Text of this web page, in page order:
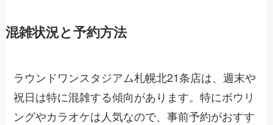
混雑状況と予約方法
ラウンドワンスタジアム札幌北21条店は、週末や
祝日は特に混雑する傾向があります。特にボウリ
ングやカラオケは人気なので、事前予約がおすす